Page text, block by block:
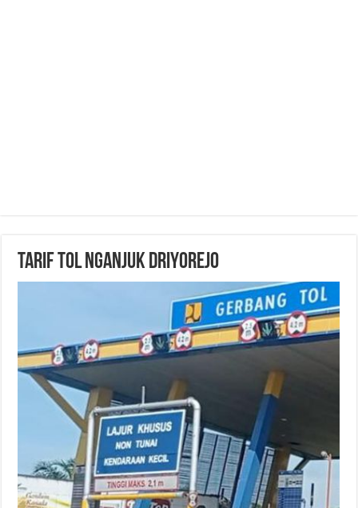
Tarif Tol Nganjuk Driyorejo